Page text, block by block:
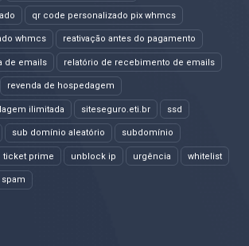
qr code personalizado pix whmcs
whmcs reativação antes do pagamento
de emails relatório de recebimento de emails
revenda de hospedagem
ilimitada siteseguro.eti.br ssd
sub domínio aleatório subdomínio
ticket prime unblock ip urgência whitelist